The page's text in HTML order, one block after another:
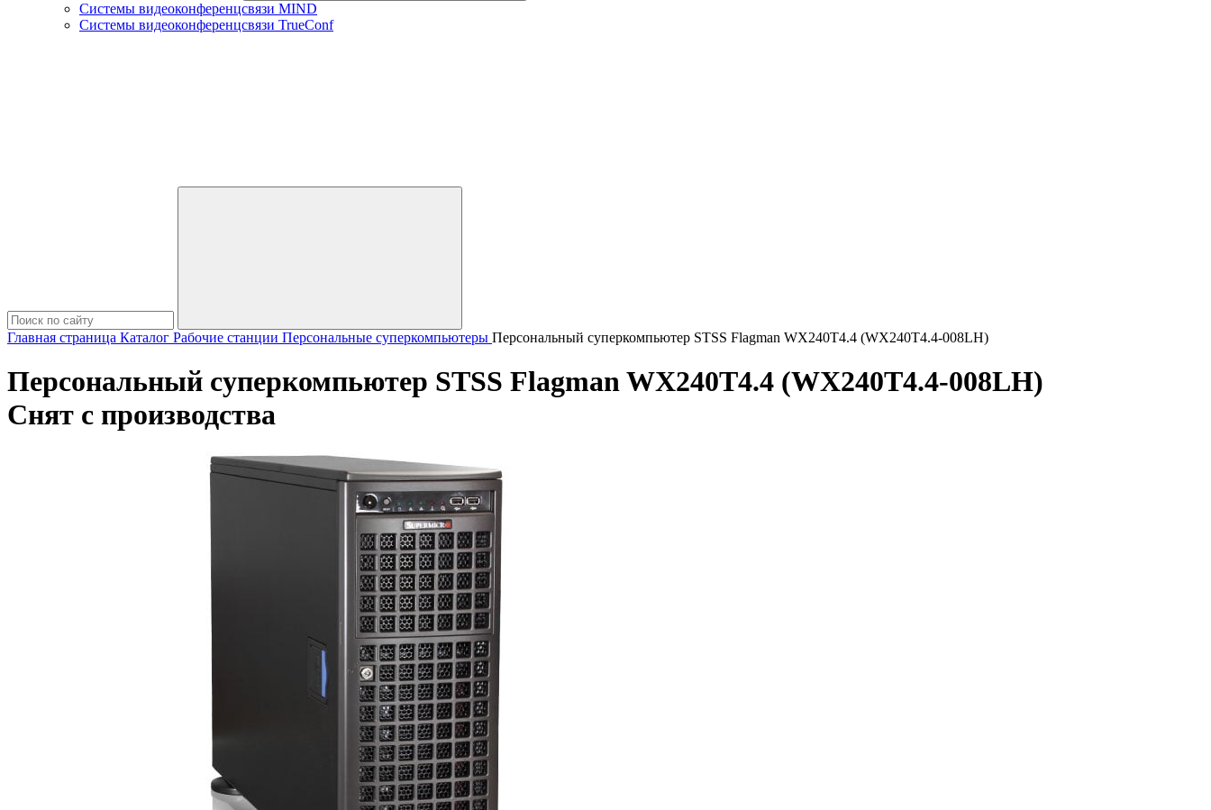
Системы видеоконференцсвязи MIND
Системы видеоконференцсвязи TrueConf
Главная страница Каталог Рабочие станции Персональные суперкомпьютеры Персональный суперкомпьютер STSS Flagman WX240T4.4 (WX240T4.4-008LH)
Персональный суперкомпьютер STSS Flagman WX240T4.4 (WX240T4.4-008LH)
Снят с производства